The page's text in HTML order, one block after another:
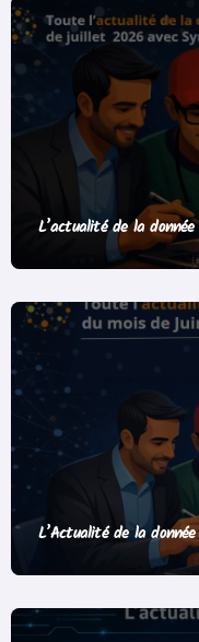
L’actualité de la
L’Actualité de la